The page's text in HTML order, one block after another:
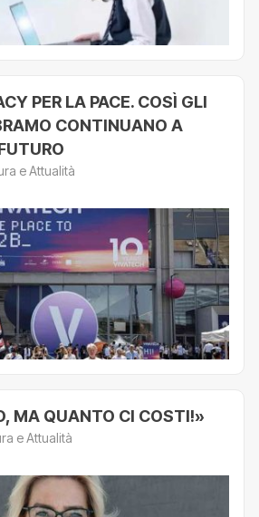
PER LA PACE. COSÌ GLI
CONTINUANO A
e Attualità
MA QUANTO CI COSTI!»
e Attualità